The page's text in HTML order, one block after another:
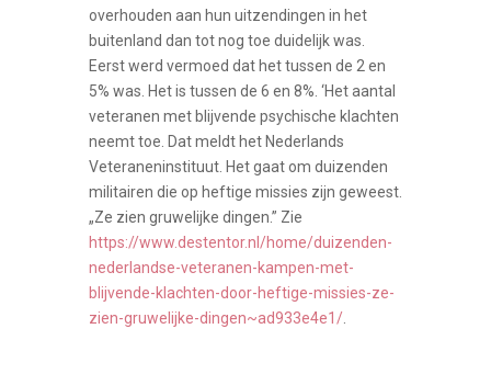
overhouden aan hun uitzendingen in het
buitenland dan tot nog toe duidelijk was.
Eerst werd vermoed dat het tussen de 2 en
5% was. Het is tussen de 6 en 8%. ‘Het aantal
veteranen met blijvende psychische klachten
neemt toe. Dat meldt het Nederlands
Veteraneninstituut. Het gaat om duizenden
militairen die op heftige missies zijn geweest.
„Ze zien gruwelijke dingen.” Zie
https://www.destentor.nl/home/duizenden-
nederlandse-veteranen-kampen-met-
blijvende-klachten-door-heftige-missies-ze-
zien-gruwelijke-dingen~ad933e4e1/.